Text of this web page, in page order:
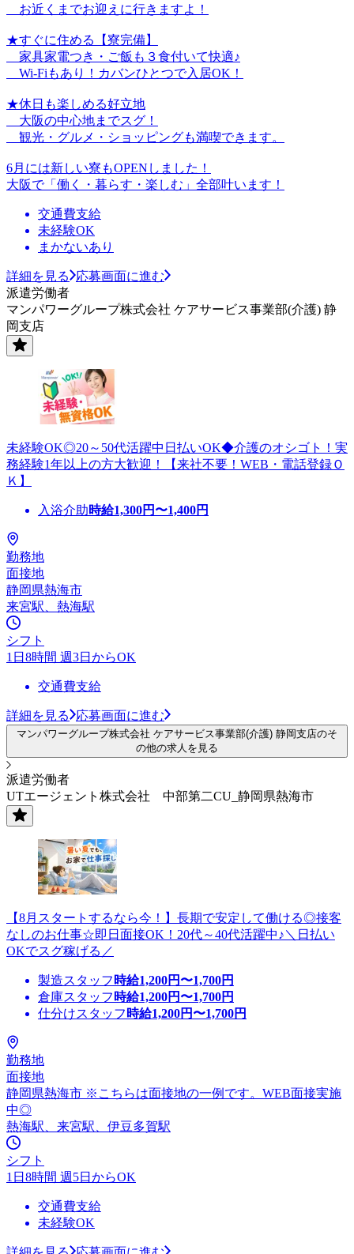
お近くまでお迎えに行きますよ！
★すぐに住める【寮完備】
家具家電つき・ご飯も３食付いて快適♪
Wi-Fiもあり！カバンひとつで入居OK！
★休日も楽しめる好立地
大阪の中心地までスグ！
観光・グルメ・ショッピングも満喫できます。
6月には新しい寮もOPENしました！
大阪で「働く・暮らす・楽しむ」全部叶います！
交通費支給
未経験OK
まかないあり
詳細を見る
応募画面に進む
派遣労働者
マンパワーグループ株式会社 ケアサービス事業部(介護) 静
岡支店
未経験OK◎20～50代活躍中日払いOK◆介護のオシゴト！実
務経験1年以上の方大歓迎！【来社不要！WEB・電話登録Ｏ
Ｋ】
入浴介助時給1,300円〜1,400円
勤務地
面接地
静岡県熱海市
来宮駅、熱海駅
シフト
1日8時間 週3日からOK
交通費支給
詳細を見る 応募画面に進む
マンパワーグループ株式会社 ケアサービス事業部(介護) 静岡支店のそ
の他の求人を見る
派遣労働者
UTエージェント株式会社 中部第二CU_静岡県熱海市
【8月スタートするなら今！】長期で安定して働ける◎接客
なしのお仕事☆即日面接OK！20代～40代活躍中♪＼日払い
OKでスグ稼げる／
製造スタッフ 時給1,200円〜1,700円
倉庫スタッフ 時給1,200円〜1,700円
仕分けスタッフ 時給1,200円〜1,700円
勤務地
面接地
静岡県熱海市 ※こちらは面接地の一例です。WEB面接実施
中◎
熱海駅、来宮駅、伊豆多賀駅
シフト
1日8時間 週5日からOK
交通費支給
未経験OK